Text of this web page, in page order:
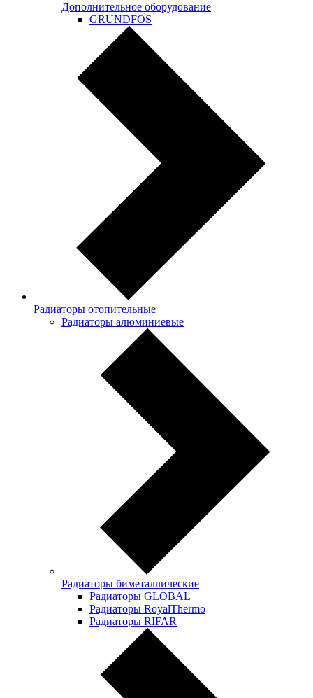
Дополнительное оборудование
GRUNDFOS
Радиаторы отопительные
Радиаторы алюминиевые
Радиаторы биметаллические
Радиаторы GLOBAL
Радиаторы RoyalThermo
Радиаторы RIFAR